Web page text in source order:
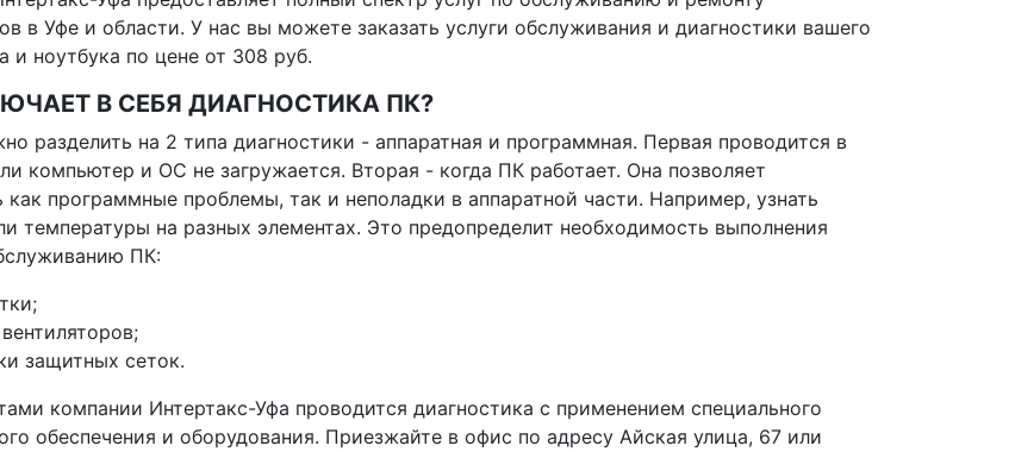
в Уфе и области. У нас вы можете заказать услуги обслуживания и диагностики вашего
и ноутбука по цене от 308 руб.
В СЕБЯ ДИАГНОСТИКА ПК?
разделить на 2 типа диагностики - аппаратная и программная. Первая проводится в
компьютер и ОС не загружается. Вторая - когда ПК работает. Она позволяет
как программные проблемы, так и неполадки в аппаратной части. Например, узнать
температуры на разных элементах. Это предопределит необходимость выполнения
ПК:
защитных сеток.
компании Интертакс-Уфа проводится диагностика с применением специального
обеспечения и оборудования. Приезжайте в офис по адресу Айская улица, 67 или